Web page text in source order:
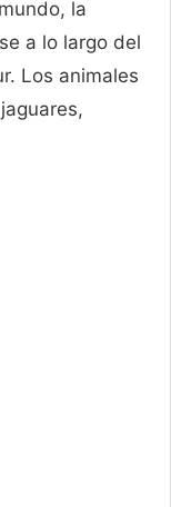
la
a lo largo del
Los animales